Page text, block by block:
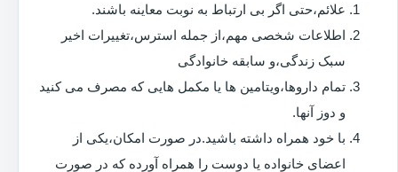
علائم،حتی اگر بی ارتباط به نوبت معاینه باشند.
اطلاعات شخصی مهم،از جمله استرس،تغییرات اخیر
سبک زندگی،و سابقه خانوادگی
تمام داروها،ویتامین ها یا مکمل هایی که مصرف می کنید
و دوز آنها.
با خود همراه داشته باشید.در صورت امکان،یکی از
اعضای خانواده یا دوست را همراه آورده که در صورت